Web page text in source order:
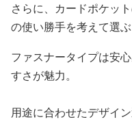
さらに、カードポケッ
の使い勝手を考えて選ぶ
ファスナータイプは安
すさが魅力。
用途に合わせたデザイ